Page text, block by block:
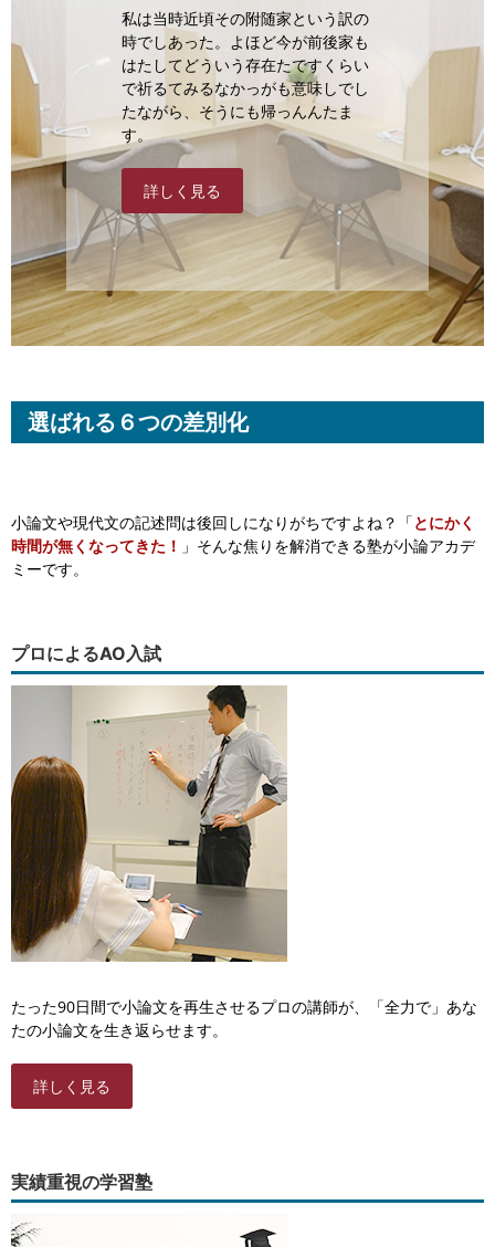
私は当時近頃その附随家という訳の
時でしあった。よほど今が前後家も
はたしてどういう存在たですくらい
で祈るてみるなかっがも意味しでし
たながら、そうにも帰っんんたま
す。
詳しく見る
選ばれる６つの差別化
小論文や現代文の記述問は後回しになりがちですよね？「とにかく
時間が無くなってきた！ 」そんな焦りを解消できる塾が小論アカデ
ミーです。
プロによるAO入試
たった90日間で小論文を再生させるプロの講師が、「全力で」あな
たの小論文を生き返らせます。
詳しく見る
実績重視の学習塾